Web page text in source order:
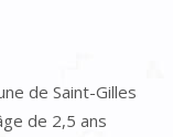
de Saint-Gilles
de 2,5 ans